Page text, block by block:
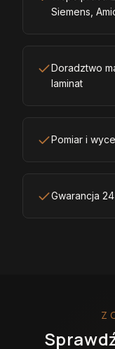
Siemens,
Doradztwo
laminat
Pomiar i
Gwarancja